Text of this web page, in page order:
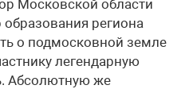
Московской области
региона
о подмосковной земле
легендарную
Абсолютную же